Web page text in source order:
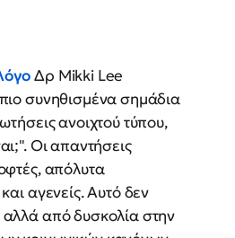
Δρ Mikki Lee
συνηθισμένα σημάδια
ανοιχτού τύπου,
Οι απαντήσεις
απόλυτα
αγενείς. Αυτό δεν
από δυσκολία στην